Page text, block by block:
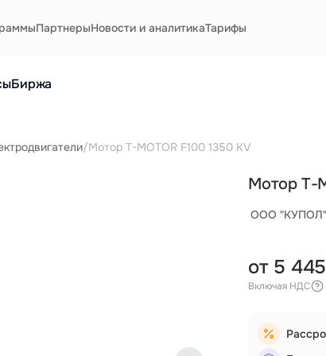
ПартнерыНовости и аналитикаТарифы
Биржа
/Мотор T-MOTOR F100 1350 KV
Мотор T-
ООО "КУПОЛ"
от 5
Включая НДС